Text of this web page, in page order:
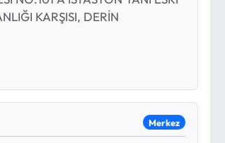
KARŞISI, DERİN
Merkez